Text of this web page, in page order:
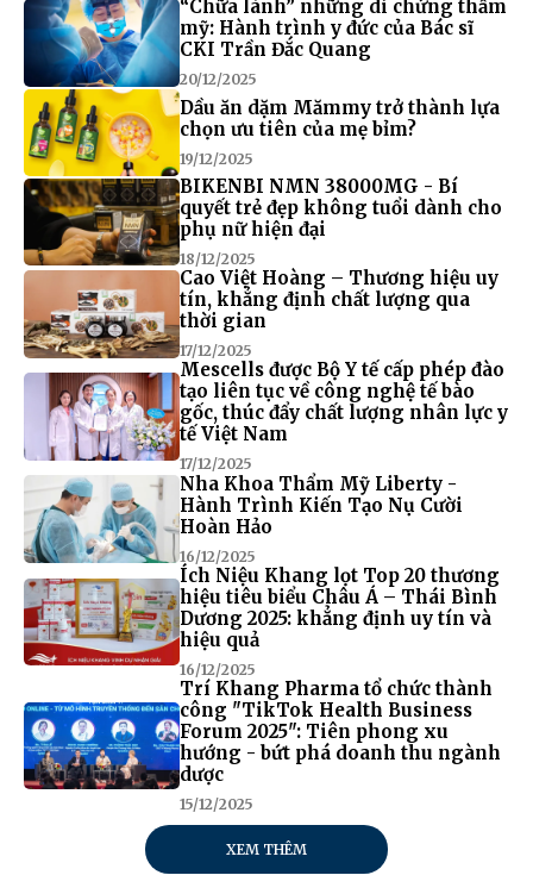
“Chữa lành” những di chứng thẩm
mỹ: Hành trình y đức của Bác sĩ
CKI Trần Đắc Quang
20/12/2025
Dầu ăn dặm Mămmy trở thành lựa
chọn ưu tiên của mẹ bỉm?
19/12/2025
BIKENBI NMN 38000MG - Bí
quyết trẻ đẹp không tuổi dành cho
phụ nữ hiện đại
18/12/2025
Cao Việt Hoàng – Thương hiệu uy
tín, khẳng định chất lượng qua
thời gian
17/12/2025
Mescells được Bộ Y tế cấp phép đào
tạo liên tục về công nghệ tế bào
gốc, thúc đẩy chất lượng nhân lực y
tế Việt Nam
17/12/2025
Nha Khoa Thẩm Mỹ Liberty -
Hành Trình Kiến Tạo Nụ Cười
Hoàn Hảo
16/12/2025
Ích Niệu Khang lọt Top 20 thương
hiệu tiêu biểu Châu Á – Thái Bình
Dương 2025: khẳng định uy tín và
hiệu quả
16/12/2025
Trí Khang Pharma tổ chức thành
công "TikTok Health Business
Forum 2025": Tiên phong xu
hướng - bứt phá doanh thu ngành
dược
15/12/2025
XEM THÊM